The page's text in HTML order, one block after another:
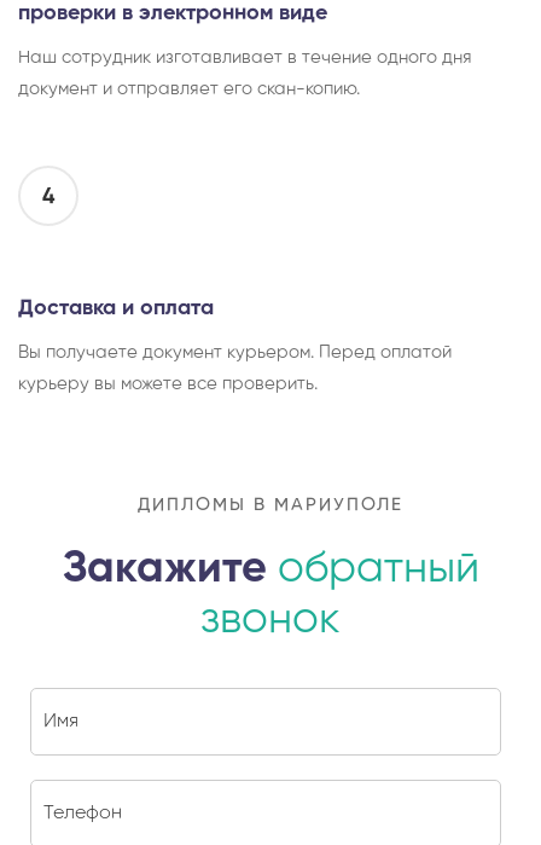
проверки в электронном виде
Наш сотрудник изготавливает в течение одного дня
документ и отправляет его скан-копию.
4
Доставка и оплата
Вы получаете документ курьером. Перед оплатой
курьеру вы можете все проверить.
ДИПЛОМЫ В МАРИУПОЛЕ
Закажите обратный
звонок